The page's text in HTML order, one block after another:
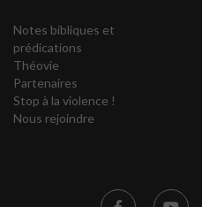
Notes bibliques et
prédications
Théovie
Partenaires
Stop à la violence !
Nous rejoindre